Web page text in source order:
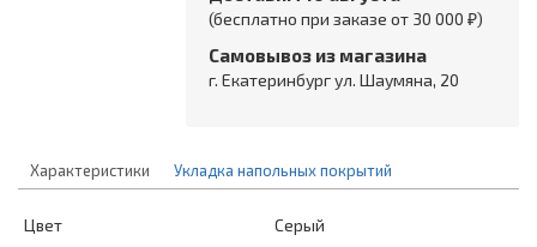
(бесплатно при заказе от 30 000 ₽)
Самовывоз из магазина
г. Екатеринбург ул. Шаумяна, 20
Характеристики Укладка напольных покрытий
Цвет
Серый